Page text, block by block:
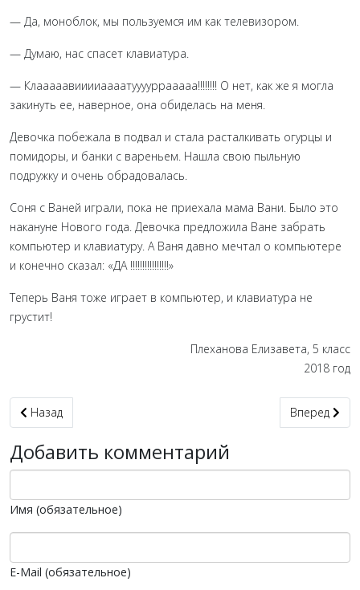
— Да, моноблок, мы пользуемся им как телевизором.
— Думаю, нас спасет клавиатура.
— Клааааавииииаааатууууррааааа!!!!!!!! О нет, как же я могла
закинуть ее, наверное, она обиделась на меня.
Девочка побежала в подвал и стала расталкивать огурцы и
помидоры, и банки с вареньем. Нашла свою пыльную
подружку и очень обрадовалась.
Соня с Ваней играли, пока не приехала мама Вани. Было это
накануне Нового года. Девочка предложила Ване забрать
компьютер и клавиатуру. А Ваня давно мечтал о компьютере
и конечно сказал: «ДА !!!!!!!!!!!!!!!!»
Теперь Ваня тоже играет в компьютер, и клавиатура не
грустит!
Плеханова Елизавета, 5 класс
2018 год
Предыдущий: Дружная семья
Назад Следующий:
Вперед
Добавить комментарий
Имя (обязательное)
E-Mail (обязательное)